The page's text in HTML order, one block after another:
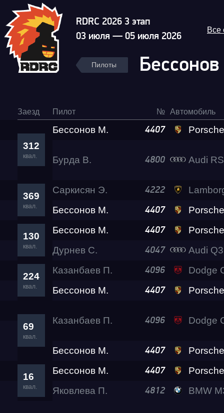
RDRC 2026 3 этап
03 июля — 05 июля 2026
Все
Пилоты
Заезд Пилот № Автомобиль
312
квал.
Бессонов М. 4407 Porsche 911
Бурда В. 4800 Audi
369
квал.
Саркисян Э. 4222
Lamborghini Huracan
Бессонов М.
4407 Porsche 911
130
квал.
Бессонов М. 4407
Porsche 911
Дурнев С.
4047 Audi Q3 RS
224
квал.
Казанбаев П. 4096
Dodge
Бессонов М.
4407 Porsche 911
69
квал.
Казанбаев П. 4096 Dodge
Бессонов М. 4407 Porsche 911
16
квал.
Бессонов М. 4407
Porsche 911
Яковлева П.
4812 BMW